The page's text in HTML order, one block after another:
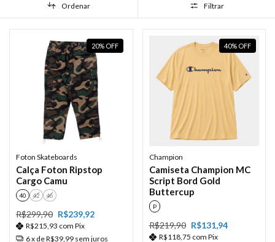
Ordenar Filtrar
20% OFF
Foton Skateboards
Calça Foton Ripstop
Cargo Camu
40 42 46
R$299,90 R$239,92
R$215,93 com Pix
6x deR$39,99 sem juros
40% OFF
Champion
Camiseta Champion MC
Script Bord Gold
Buttercup
P
R$219,90 R$131,94
R$118,75 com Pix